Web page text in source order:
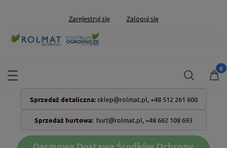
Zarejestruj się Zaloguj się
Sprzedaż detaliczna: sklep@rolmat.pl, +48 512 261 600
Sprzedaż hurtowa: hurt@rolmat.pl,+48 662 108 693
Darmowa Dostawa Środków Ochrony